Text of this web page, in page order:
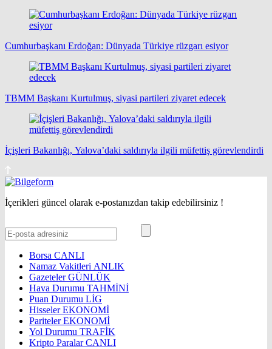
Cumhurbaşkanı Erdoğan: Dünyada Türkiye rüzgarı esiyor
TBMM Başkanı Kurtulmuş, siyasi partileri ziyaret edecek
İçişleri Bakanlığı, Yalova’daki saldırıyla ilgili müfettiş görevlendirdi
İçerikleri güncel olarak e-postanızdan takip edebilirsiniz !
Borsa CANLI
Namaz Vakitleri ANLIK
GazetelerGÜNLÜK
Hava Durumu TAHMİNİ
Puan Durumu LİG
HisselerEKONOMİ
ParitelerEKONOMİ
Yol Durumu TRAFİK
Kripto ParalarCANLI